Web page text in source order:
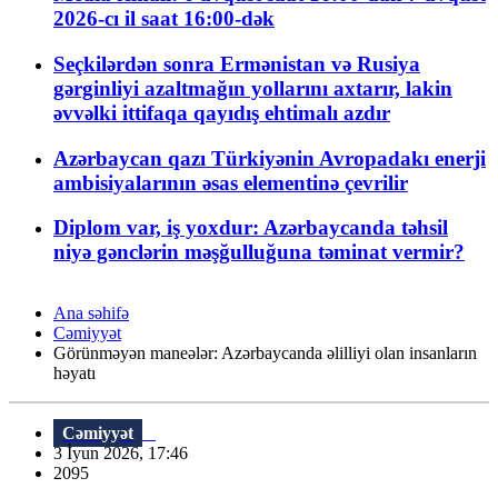
2026-cı il saat 16:00-dək
Seçkilərdən sonra Ermənistan və Rusiya
gərginliyi azaltmağın yollarını axtarır, lakin
əvvəlki ittifaqa qayıdış ehtimalı azdır
Azərbaycan qazı Türkiyənin Avropadakı enerji
ambisiyalarının əsas elementinə çevrilir
Diplom var, iş yoxdur: Azərbaycanda təhsil
niyə gənclərin məşğulluğuna təminat vermir?
Ana səhifə
Cəmiyyət
Görünməyən maneələr: Azərbaycanda əlilliyi olan insanların
həyatı
Cəmiyyət
3 İyun 2026, 17:46
2095